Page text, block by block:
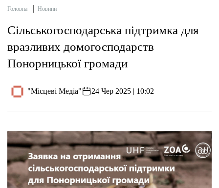
Головна Новини
Сільськогосподарська підтримка для
вразливих домогосподарств
Понорницької громади
"Місцеві Медіа" 24 Чер 2025 | 10:02